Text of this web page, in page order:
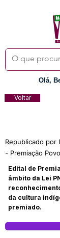
Olá,
Voltar
Republicado por
- Premiação
Edital de
âmbito da Lei
da cultura
premiado.